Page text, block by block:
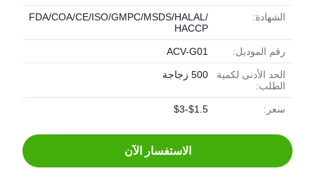
الشهادة:
FDA/COA/CE/ISO/GMPC/MSDS/HALAL/
HACCP
رقم الموديل: ACV-G01
الحد الأدنى لكمية
الطلب:
500 زجاجة
سعر: $1.5-$3
الاستفسار الآن